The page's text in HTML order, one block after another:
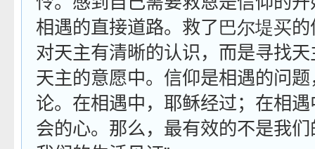
相遇的直接道路。救了巴尔堤买
对天主有清晰的认识，而是寻找
天主的意愿中。信仰是相遇的问
论。在相遇中，耶稣经过；在相
会的心。那么，最有效的不是我